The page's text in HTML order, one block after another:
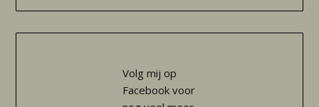
Volg mij op
Facebook voor